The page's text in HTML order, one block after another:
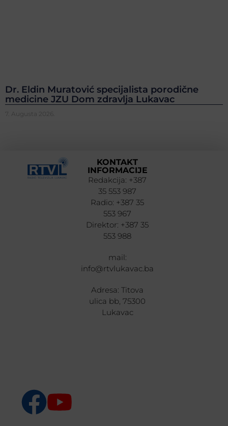
Dr. Eldin Muratović specijalista porodične
medicine JZU Dom zdravlja Lukavac
7. Augusta 2026.
KONTAKT
INFORMACIJE
Redakcija: +387
35 553 987
Radio: +387 35
553 967
Direktor: +387 35
553 988
mail:
info@rtvlukavac.ba
Adresa: Titova
ulica bb, 75300
Lukavac